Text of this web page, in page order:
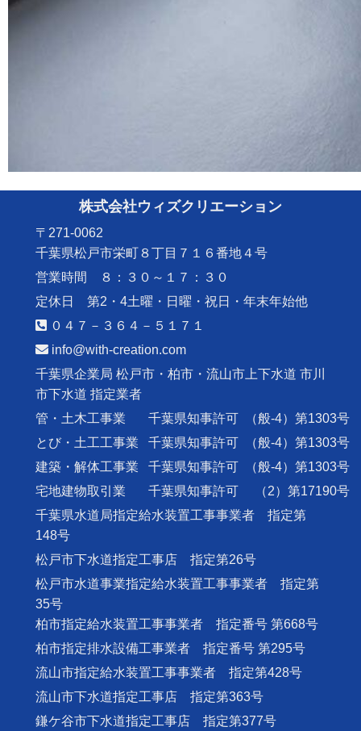
株式会社ウィズクリエーション
〒271-0062
千葉県松戸市栄町８丁目７１６番地４号
営業時間 ８：３０～１７：３０
定休日 第2・4土曜・日曜・祝日・年末年始他
０４７－３６４－５１７１
info@with-creation.com
千葉県企業局 松戸市・柏市・流山市上下水道 市川
市下水道 指定業者
管・土木工事業
千葉県知事許可
（般-4）第1303号
とび・土工工事業
千葉県知事許可
（般-4）第1303号
建築・解体工事業
千葉県知事許可
（般-4）第1303号
宅地建物取引業
千葉県知事許可
（2）第17190号
千葉県水道局指定給水装置工事事業者 指定第
148号
松戸市下水道指定工事店 指定第26号
松戸市水道事業指定給水装置工事事業者 指定第
35号
柏市指定給水装置工事事業者 指定番号 第668号
柏市指定排水設備工事業者 指定番号 第295号
流山市指定給水装置工事事業者 指定第428号
流山市下水道指定工事店 指定第363号
鎌ケ谷市下水道指定工事店 指定第377号